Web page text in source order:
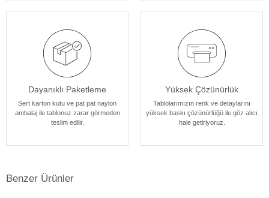
tasarlanmıştır.
Dayanıklı Paketleme
Sert karton kutu ve pat pat naylon
ambalaj ile tablonuz zarar görmeden
teslim edilir.
Yüksek Çözünürlük
Tablolarımızın renk ve detaylarını
yüksek baskı çözünürlüğü ile göz alıcı
hale getiriyoruz.
Benzer Ürünler